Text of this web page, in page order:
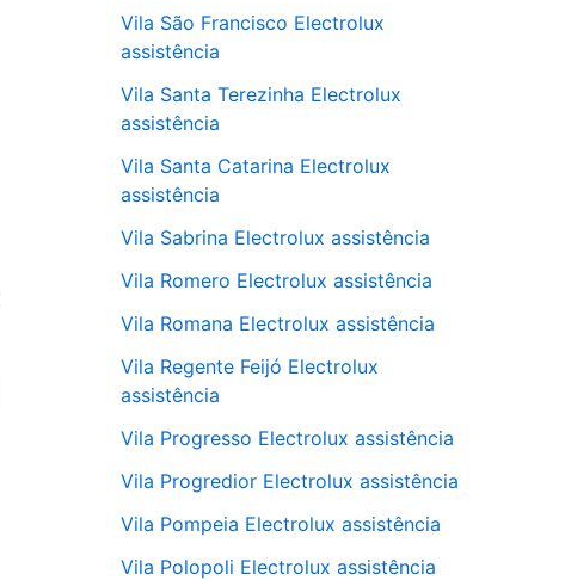
Vila São Francisco Electrolux
assistência
Vila Santa Terezinha Electrolux
assistência
Vila Santa Catarina Electrolux
assistência
Vila Sabrina Electrolux assistência
Vila Romero Electrolux assistência
Vila Romana Electrolux assistência
Vila Regente Feijó Electrolux
assistência
Vila Progresso Electrolux assistência
Vila Progredior Electrolux assistência
Vila Pompeia Electrolux assistência
Vila Polopoli Electrolux assistência